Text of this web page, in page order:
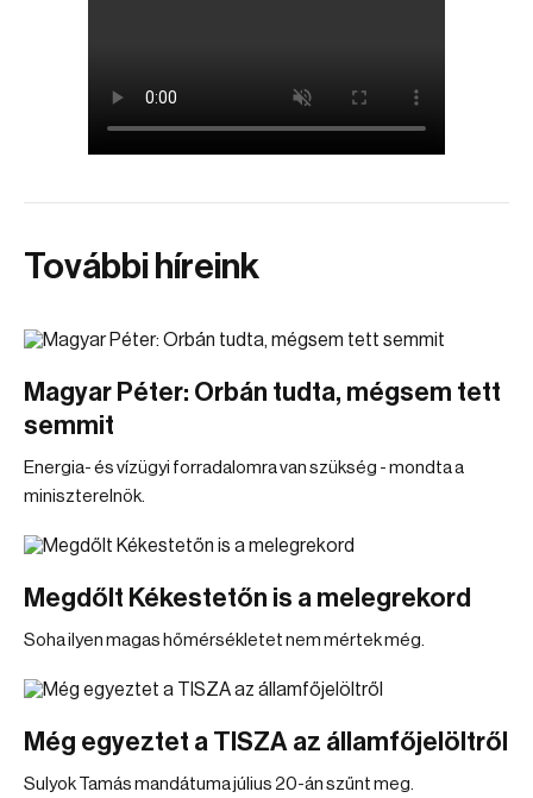
További híreink
Magyar Péter: Orbán tudta, mégsem tett
semmit
Energia- és vízügyi forradalomra van szükség - mondta a
miniszterelnök.
Megdőlt Kékestetőn is a melegrekord
Soha ilyen magas hőmérsékletet nem mértek még.
Még egyeztet a TISZA az államfőjelöltről
Sulyok Tamás mandátuma július 20-án szűnt meg.